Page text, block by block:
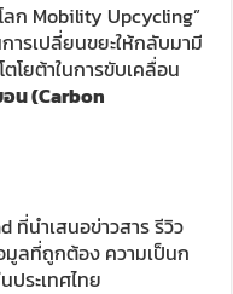
ลก Mobility Upcycling”
รเปลี่ยนขยะให้กลับมามี
ยต้าในการขับเคลื่อน
น (Carbon
นำเสนอข่าวสาร รีวิว
ลที่ถูกต้อง ความเป็นก
ประเทศไทย